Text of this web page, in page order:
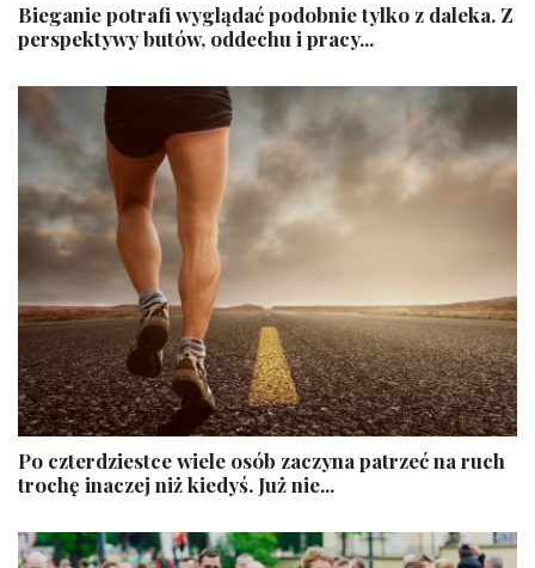
Bieganie potrafi wyglądać podobnie tylko z daleka. Z
perspektywy butów, oddechu i pracy...
Po czterdziestce wiele osób zaczyna patrzeć na ruch
trochę inaczej niż kiedyś. Już nie...